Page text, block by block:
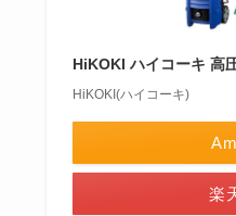
HiKOKI ハイコーキ 高
HiKOKI(ハイコーキ)
楽